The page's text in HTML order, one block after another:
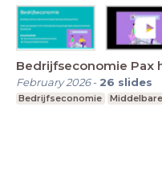
Bedrijfseconomie Pax
February 2026- 26 slides
Bedrijfseconomie